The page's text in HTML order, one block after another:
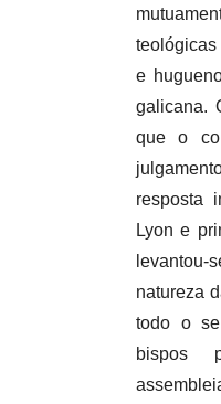
e
galicana.
que o
resposta
Lyon e
levantou-
natureza
todo o
bispos